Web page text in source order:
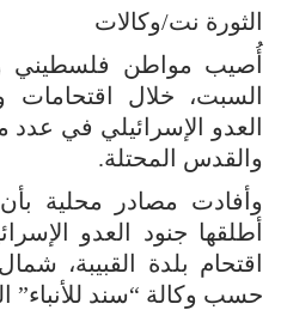
الثورة نت/وكالات
أُصيب مواطن فلسطيني
السبت، خلال اقتحامات
العدو الإسرائيلي في
والقدس المحتلة.
وأفادت مصادر محلية
أطلقها جنود العدو
اقتحام بلدة القبيبة،
حسب وكالة “سند للأنباء”